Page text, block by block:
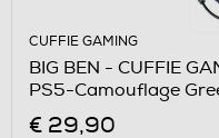
CUFFIE GAMING
BIG BEN - CUFFIE
PS5-Camouflage
€ 29,90